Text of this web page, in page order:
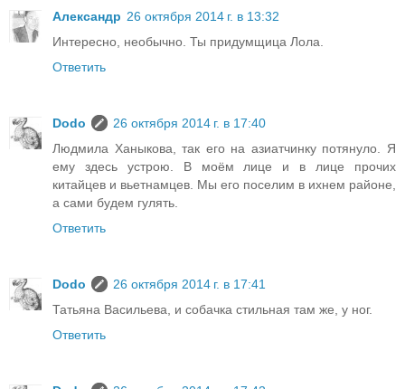
Александр 26 октября 2014 г. в 13:32
Интересно, необычно. Ты придумщица Лола.
Ответить
Dodo
26 октября 2014 г. в 17:40
Людмила Ханыкова, так его на азиатчинку потянуло. Я
ему здесь устрою. В моём лице и в лице прочих
китайцев и вьетнамцев. Мы его поселим в ихнем районе,
а сами будем гулять.
Ответить
Dodo
26 октября 2014 г. в 17:41
Татьяна Васильева, и собачка стильная там же, у ног.
Ответить